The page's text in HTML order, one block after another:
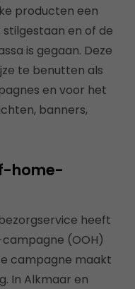
producten een
en of de
is gegaan. Deze
te benutten als
en voor het
banners,
home-
heeft
(OOH)
campagne maakt
In Alkmaar en